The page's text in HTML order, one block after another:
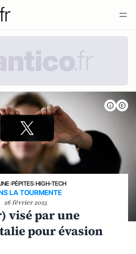
›PÉPITES›HIGH-TECH
LA TOURMENTE
26 février 2025
visé par une
pour évasion